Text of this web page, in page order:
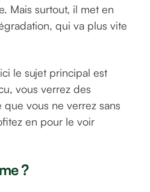
Mais surtout, il met en
qui va plus vite
le sujet principal est
vous verrez des
que vous ne verrez sans
en pour le voir
?